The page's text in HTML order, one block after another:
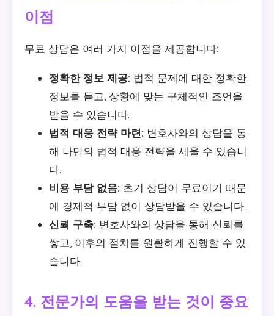
이점
무료 상담은 여러 가지 이점을 제공합니다:
정확한 정보 제공: 법적 문제에 대한 정확한
정보를 듣고, 상황에 맞는 구체적인 조언을
받을 수 있습니다.
법적 대응 전략 마련: 변호사와의 상담을 통
해 나만의 법적 대응 전략을 세울 수 있습니
다.
비용 부담 없음: 초기 상담이 무료이기 때문
에 경제적 부담 없이 상담받을 수 있습니다.
신뢰 구축: 변호사와의 상담을 통해 신뢰를
쌓고, 이후의 절차를 원활하게 진행할 수 있
습니다.
4. 전문가의 도움을 받는 것이 중요